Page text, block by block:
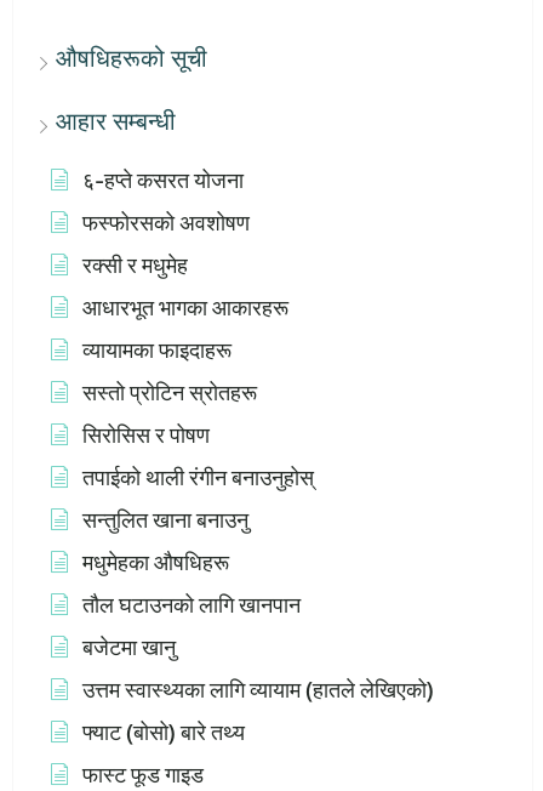
औषधिहरूको सूची
आहार सम्बन्धी
६-हप्ते कसरत योजना
फस्फोरसको अवशोषण
रक्सी र मधुमेह
आधारभूत भागका आकारहरू
व्यायामका फाइदाहरू
सस्तो प्रोटिन स्रोतहरू
सिरोसिस र पोषण
तपाईको थाली रंगीन बनाउनुहोस्
सन्तुलित खाना बनाउनु
मधुमेहका औषधिहरू
तौल घटाउनको लागि खानपान
बजेटमा खानु
उत्तम स्वास्थ्यका लागि व्यायाम (हातले लेखिएको)
फ्याट (बोसो) बारे तथ्य
फास्ट फूड गाइड